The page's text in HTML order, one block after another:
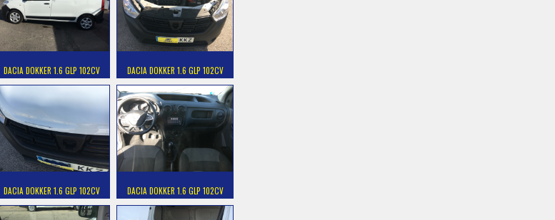
DACIA DOKKER 1.6 GLP 102CV DACIA DOKKER 1.6 GLP 102CV
DACIA DOKKER 1.6 GLP 102CV DACIA DOKKER 1.6 GLP 102CV